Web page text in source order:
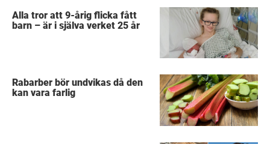
Alla tror att 9-årig flicka fått
barn – är i själva verket 25 år
Rabarber bör undvikas då den
kan vara farlig